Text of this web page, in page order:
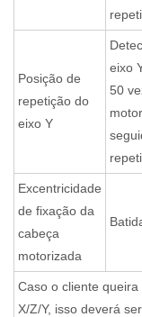
Posição de
repetição do
eixo Y
eixo
50
Excentricidade
de fixação da
cabeça
motorizada
Caso o cliente
X/Z/Y, isso deverá